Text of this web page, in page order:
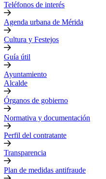
Teléfonos de interés
Agenda urbana de Mérida
Cultura y Festejos
Guía útil
Ayuntamiento
Alcalde
Órganos de gobierno
Normativa y documentación
Perfil del contratante
Transparencia
Plan de medidas antifraude